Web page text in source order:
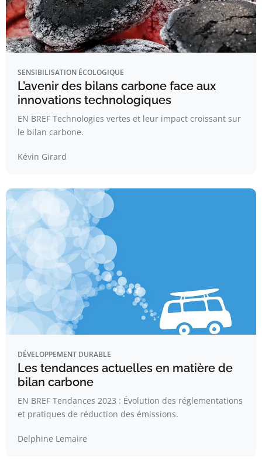
SENSIBILISATION ÉCOLOGIQUE
L’avenir des bilans carbone face aux
innovations technologiques
EN BREF Technologies vertes et leur impact croissant sur
le bilan carbone.
Kévin Girard
DÉVELOPPEMENT DURABLE
Les tendances actuelles en matière de
bilan carbone
EN BREF Tendances 2023 : Évolution des réglementations
et pratiques de réduction des émissions.
Delphine Lemaire